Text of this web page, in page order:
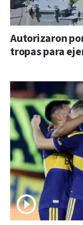
Autorizaron
tropas para